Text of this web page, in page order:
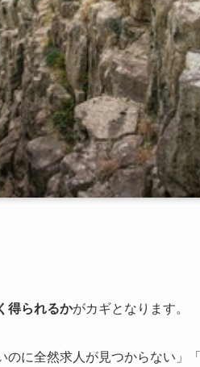
得られるかがカギとなります。
に全然求人が見つからない」